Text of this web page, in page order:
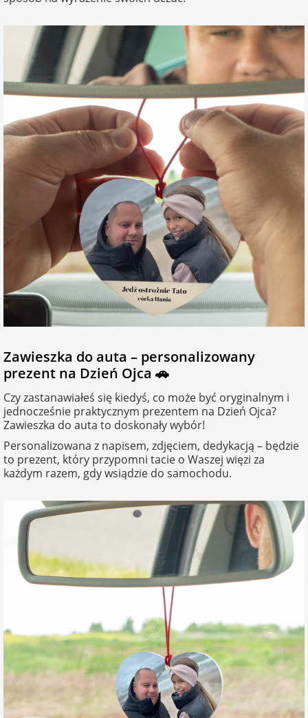
Zawieszka do auta – personalizowany
prezent na Dzień Ojca 🚗
Czy zastanawiałeś się kiedyś, co może być oryginalnym i
jednocześnie praktycznym prezentem na Dzień Ojca?
Zawieszka do auta to doskonały wybór!
Personalizowana z napisem, zdjęciem, dedykacją – będzie
to prezent, który przypomni tacie o Waszej więzi za
każdym razem, gdy wsiądzie do samochodu.